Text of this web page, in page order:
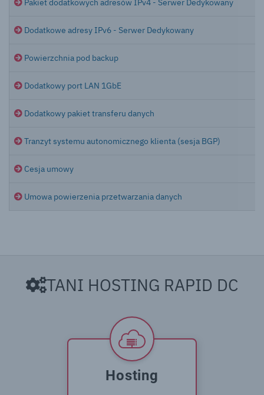
Pakiet dodatkowych adresów IPv4 - Serwer Dedykowany
Dodatkowe adresy IPv6 - Serwer Dedykowany
Powierzchnia pod backup
Dodatkowy port LAN 1GbE
Dodatkowy pakiet transferu danych
Tranzyt systemu autonomicznego klienta (sesja BGP)
Cesja umowy
Umowa powierzenia przetwarzania danych
TANI HOSTING RAPID DC
Hosting